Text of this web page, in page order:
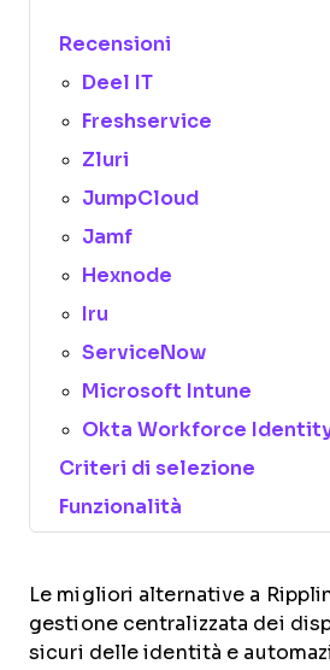
Recensioni
Deel IT
Freshservice
Zluri
JumpCloud
Jamf
Hexnode
Iru
ServiceNow
Microsoft Intune
Okta Workforce
Criteri di selezione
Funzionalità
Le migliori alternative a
gestione centralizzata dei
sicuri delle identità e